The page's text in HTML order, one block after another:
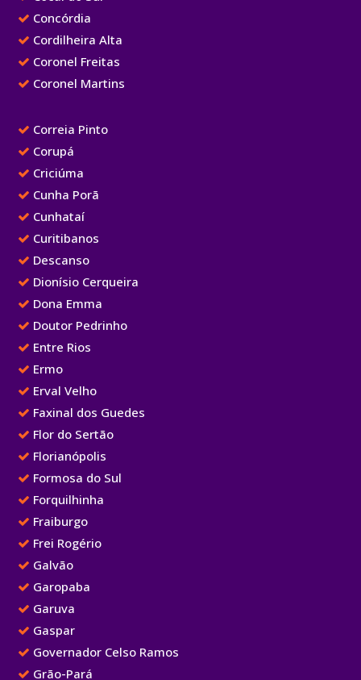
Concórdia
Cordilheira Alta
Coronel Freitas
Coronel Martins
Correia Pinto
Corupá
Criciúma
Cunha Porã
Cunhataí
Curitibanos
Descanso
Dionísio Cerqueira
Dona Emma
Doutor Pedrinho
Entre Rios
Ermo
Erval Velho
Faxinal dos Guedes
Flor do Sertão
Florianópolis
Formosa do Sul
Forquilhinha
Fraiburgo
Frei Rogério
Galvão
Garopaba
Garuva
Gaspar
Governador Celso Ramos
Grão-Pará